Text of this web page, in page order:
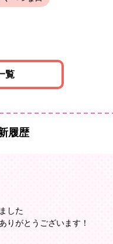
覧
履歴
した
りがとうございます！